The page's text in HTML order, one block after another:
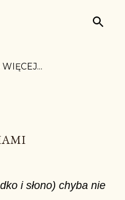
WIĘCEJ…
i słono) chyba nie